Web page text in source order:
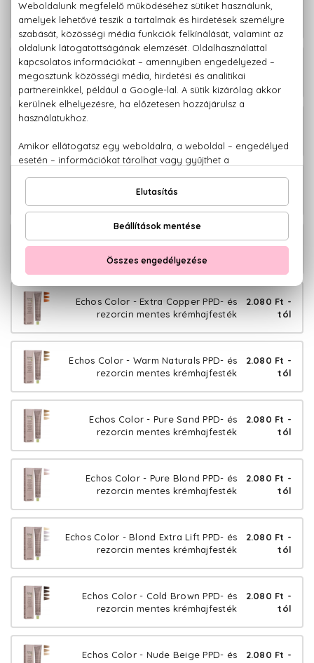
Echos Color - Pure Brown PPD- és
rezorcin mentes krémhajfesték
2.080 Ft -
tól
Echos Color - Pure Copper PPD- és
rezorcin mentes krémhajfesték
2.080 Ft -
Echos Color - Cold Copper PPD- és
rezorcin mentes krémhajfesték
2.080 Ft -
Echos Color - Copper Wood PPD- és
rezorcin mentes krémhajfesték
2.080 Ft -
Echos Color - Extra Copper PPD- és
rezorcin mentes krémhajfesték
2.080 Ft -
tól
Echos Color - Warm Naturals PPD- és
rezorcin mentes krémhajfesték
2.080 Ft -
tól
Echos Color - Pure Sand PPD- és
rezorcin mentes krémhajfesték
2.080 Ft -
tól
Echos Color - Pure Blond PPD- és
rezorcin mentes krémhajfesték
2.080 Ft -
tól
Echos Color - Blond Extra Lift PPD- és
rezorcin mentes krémhajfesték
2.080 Ft -
tól
Echos Color - Cold Brown PPD- és
rezorcin mentes krémhajfesték
2.080 Ft -
tól
Echos Color - Nude Beige PPD- és
2.080 Ft -